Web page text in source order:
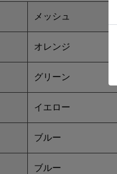
メッシュ
オレンジ
グリーン
イエロー
ブルー
ブルー